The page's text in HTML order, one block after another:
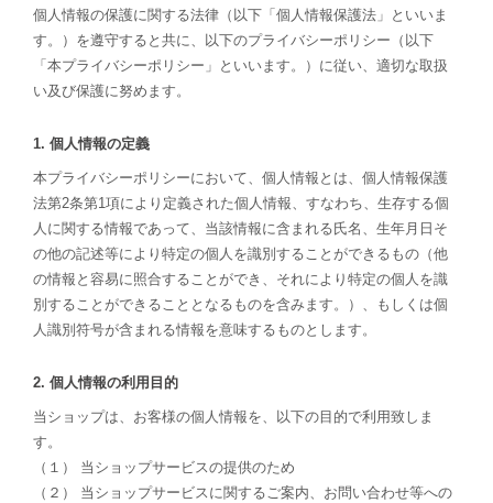
個人情報の保護に関する法律（以下「個人情報保護法」といいま
す。）を遵守すると共に、以下のプライバシーポリシー（以下
「本プライバシーポリシー」といいます。）に従い、適切な取扱
い及び保護に努めます。
1. 個人情報の定義
本プライバシーポリシーにおいて、個人情報とは、個人情報保護
法第2条第1項により定義された個人情報、すなわち、生存する個
人に関する情報であって、当該情報に含まれる氏名、生年月日そ
の他の記述等により特定の個人を識別することができるもの（他
の情報と容易に照合することができ、それにより特定の個人を識
別することができることとなるものを含みます。）、もしくは個
人識別符号が含まれる情報を意味するものとします。
2. 個人情報の利用目的
当ショップは、お客様の個人情報を、以下の目的で利用致しま
す。
（１） 当ショップサービスの提供のため
（２） 当ショップサービスに関するご案内、お問い合わせ等への